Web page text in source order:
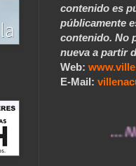
contenido es
públicamente
contenido. No
nueva a partir
Web:
E-Mail:
...